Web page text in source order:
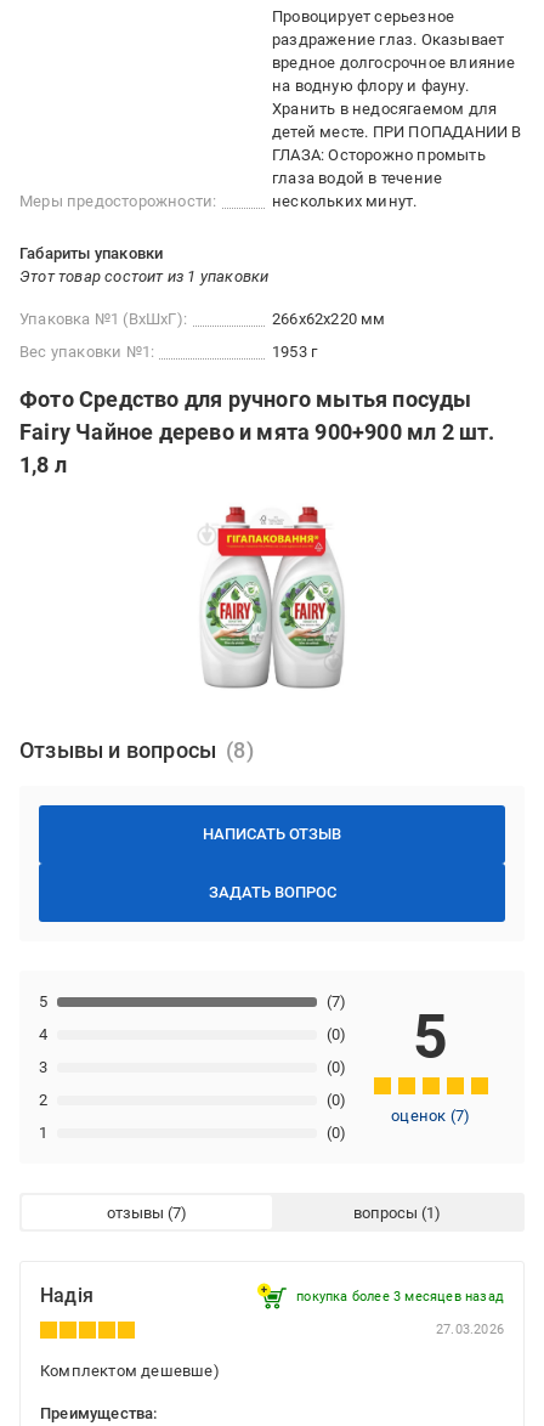
Меры предосторожности:
Провоцирует серьезное
раздражение глаз. Оказывает
вредное долгосрочное влияние
на водную флору и фауну.
Хранить в недосягаемом для
детей месте. ПРИ ПОПАДАНИИ В
ГЛАЗА: Осторожно промыть
глаза водой в течение
нескольких минут.
Габариты упаковки
Этот товар состоит из 1 упаковки
Упаковка №1 (ВхШхГ):
266x62x220 мм
Вес упаковки №1:
1953 г
Фото Средство для ручного мытья посуды
Fairy Чайное дерево и мята 900+900 мл 2 шт.
1,8 л
Отзывы и вопросы
НАПИСАТЬ ОТЗЫВ
ЗАДАТЬ ВОПРОС
1 (0)
2 (0)
3 (0)
4 (0)
5 (7)
5
оценок (7)
отзывы вопросы
Надія покупка более 3 месяцев назад
27.03.2026
Комплектом дешевше)
Преимущества: